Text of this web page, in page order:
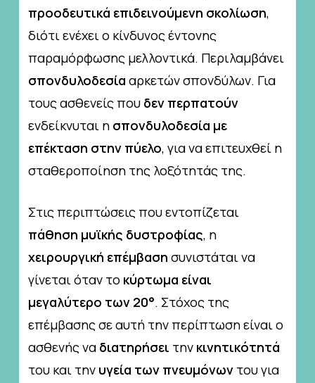
προοδευτικά επιδεινούμενη σκολίωση,
διότι ενέχει ο κίνδυνος έντονης
παραμόρφωσης μελλοντικά. Περιλαμβάνει
σπονδυλοδεσία αρκετών σπονδύλων. Για
τους ασθενείς που δεν περπατούν
ενδείκνυται η σπονδυλοδεσία με
επέκταση στην πύελο, για να επιτευχθεί η
σταθεροποίηση της λοξότητάς της.
Στις περιπτώσεις που εντοπίζεται
πάθηση μυϊκής δυστροφίας, η
χειρουργική επέμβαση συνιστάται να
γίνεται όταν το κύρτωμα είναι
μεγαλύτερο των 20°. Στόχος της
επέμβασης σε αυτή την περίπτωση είναι ο
ασθενής να διατηρήσει την κινητικότητά
του και την υγεία των πνευμόνων του για